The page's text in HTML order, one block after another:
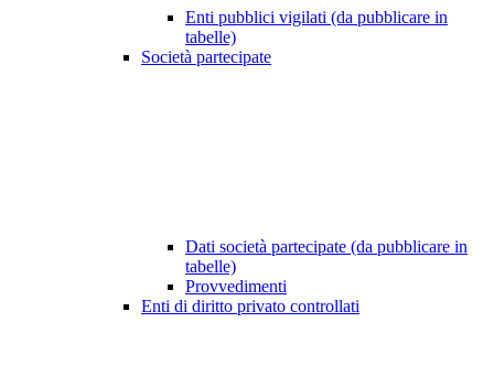
Enti pubblici vigilati (da pubblicare in
tabelle)
Società partecipate
Dati società partecipate (da pubblicare in
tabelle)
Provvedimenti
Enti di diritto privato controllati